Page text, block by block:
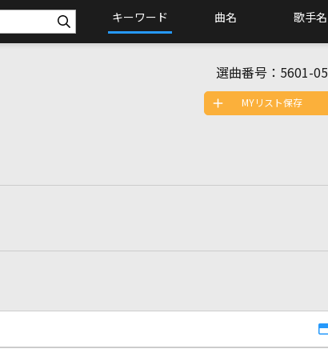
キーワード 曲名 歌手名
選曲番号： 5601-05
MYリスト保存